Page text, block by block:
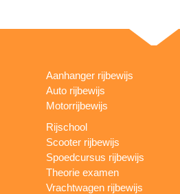
Aanhanger rijbewijs
Auto rijbewijs
Motorrijbewijs
Rijschool
Scooter rijbewijs
Spoedcursus rijbewijs
Theorie examen
Vrachtwagen rijbewijs